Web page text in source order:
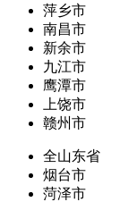
萍乡市
南昌市
新余市
九江市
鹰潭市
上饶市
赣州市
全山东省
烟台市
菏泽市